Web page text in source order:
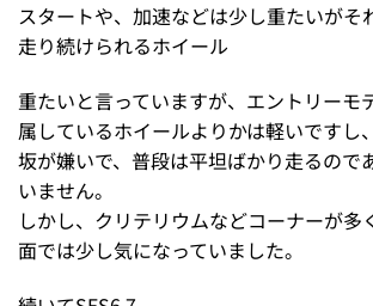
スタートや、加速などは少し重たいがそ
走り続けられるホイール
重たいと言っていますが、エントリーモ
属しているホイールよりかは軽いですし、
坂が嫌いで、普段は平坦ばかり走るので
いません。
しかし、クリテリウムなどコーナーが多
面では少し気になっていました。